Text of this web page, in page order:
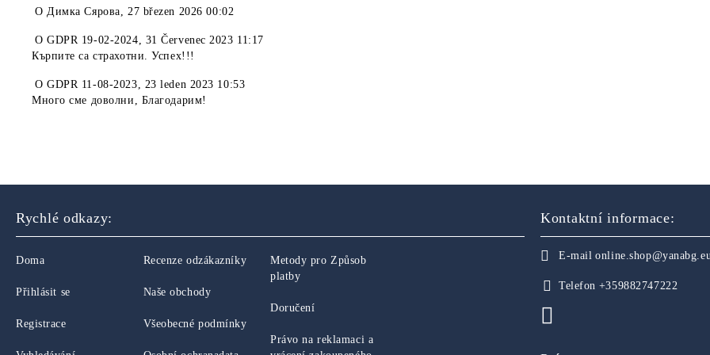
OДимка Сярова, 27 březen 2026 00:02
OGDPR 19-02-2024, 31 Červenec 2023 11:17
Кърпите са страхотни. Успех!!!
OGDPR 11-08-2023, 23 leden 2023 10:53
Много сме доволни, Благодарим!
Rychlé odkazy:
Doma
Přihlásit se
Registrace
Recenze odzákazníky
Naše obchody
Všeobecné podmínky
Metody pro Způsob
platby
Doručení
Právo na reklamaci a
Kontaktní informace:
E-mail
Telefon +359882747222